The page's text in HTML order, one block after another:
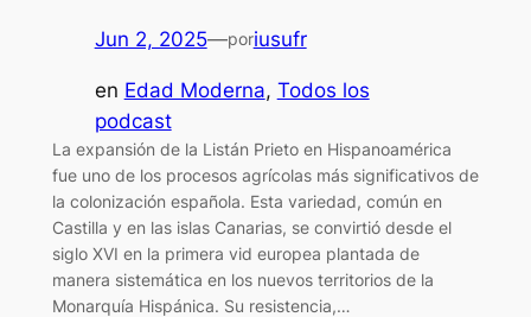
Jun 2, 2025—poriusufr
en Edad Moderna, Todos los
podcast
La expansión de la Listán Prieto en Hispanoamérica
fue uno de los procesos agrícolas más significativos de
la colonización española. Esta variedad, común en
Castilla y en las islas Canarias, se convirtió desde el
siglo XVI en la primera vid europea plantada de
manera sistemática en los nuevos territorios de la
Monarquía Hispánica. Su resistencia,…